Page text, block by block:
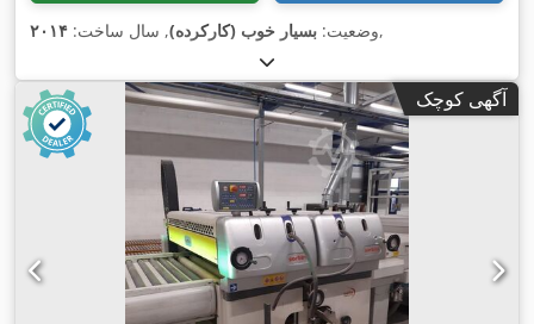
وضعیت: بسیار خوب (کارکرده), سال ساخت: ۲۰۱۴ ,
آگهی کوچک